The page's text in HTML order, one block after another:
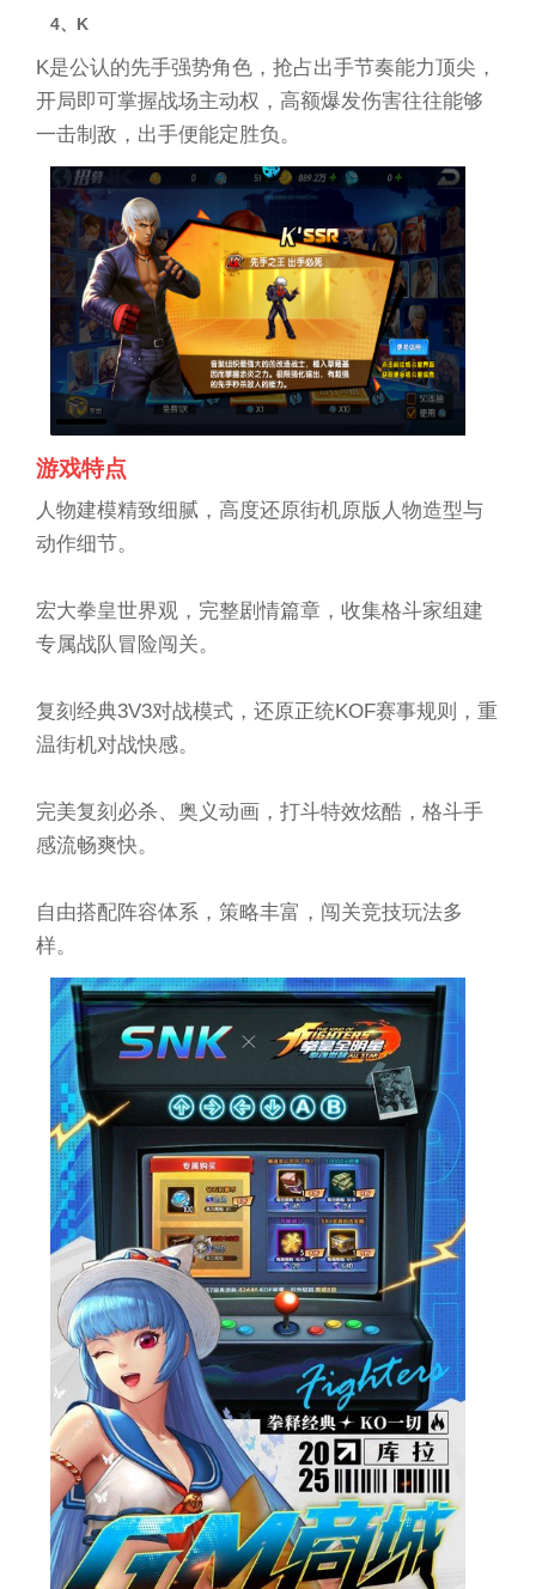
4、K
K是公认的先手强势角色，抢占出手节奏能力顶尖，
开局即可掌握战场主动权，高额爆发伤害往往能够
一击制敌，出手便能定胜负。
游戏特点
人物建模精致细腻，高度还原街机原版人物造型与
动作细节。
宏大拳皇世界观，完整剧情篇章，收集格斗家组建
专属战队冒险闯关。
复刻经典3V3对战模式，还原正统KOF赛事规则，重
温街机对战快感。
完美复刻必杀、奥义动画，打斗特效炫酷，格斗手
感流畅爽快。
自由搭配阵容体系，策略丰富，闯关竞技玩法多
样。